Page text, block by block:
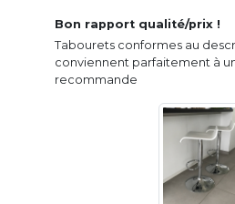
Bon rapport qualité/prix !
Tabourets conformes au
conviennent parfaitement à
recommande